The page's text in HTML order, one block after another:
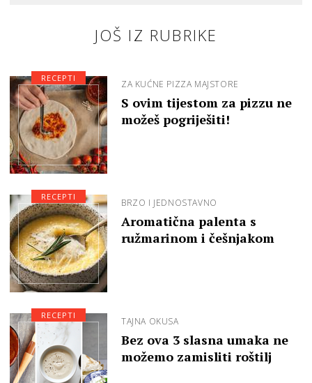
JOŠ IZ RUBRIKE
ZA KUĆNE PIZZA MAJSTORE
S ovim tijestom za pizzu ne
možeš pogriješiti!
RECEPTI
BRZO I JEDNOSTAVNO
Aromatična palenta s
ružmarinom i češnjakom
RECEPTI
TAJNA OKUSA
Bez ova 3 slasna umaka ne
možemo zamisliti roštilj
RECEPTI